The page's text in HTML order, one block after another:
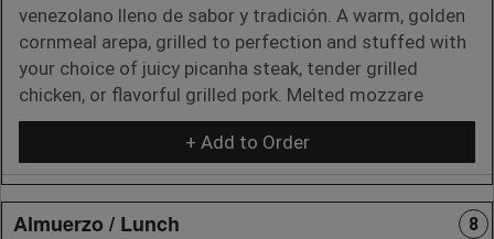
venezolano lleno de sabor y tradición. A warm, golden
cornmeal arepa, grilled to perfection and stuffed with
your choice of juicy picanha steak, tender grilled
chicken, or flavorful grilled pork. Melted mozzare
+ Add to Order
Almuerzo / Lunch 8